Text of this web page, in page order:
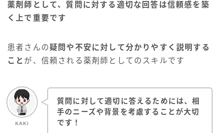
薬剤師として、質問に対する適切な回答は信頼感を築
く上で重要です
患者さんの疑問や不安に対して分かりやすく説明する
こと が、信頼される薬剤師としてのスキルです
KAKI
質問に対して適切に答えるためには、相
手のニーズや背景を考慮することが大切
です！